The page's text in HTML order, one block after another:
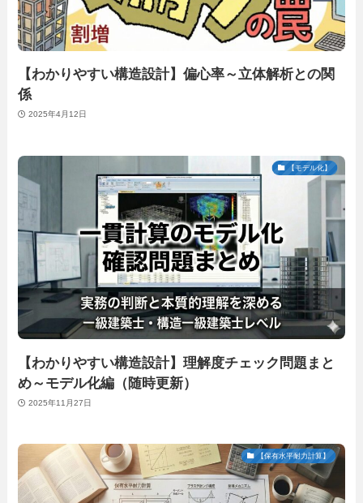
【わかりやすい構造設計】偏心率～立体解析との関
係
2025年4月12日
【モデル化】
【わかりやすい構造設計】理解度チェック問題まと
め～モデル化編（随時更新）
2025年11月27日
【保有水平耐力計算】